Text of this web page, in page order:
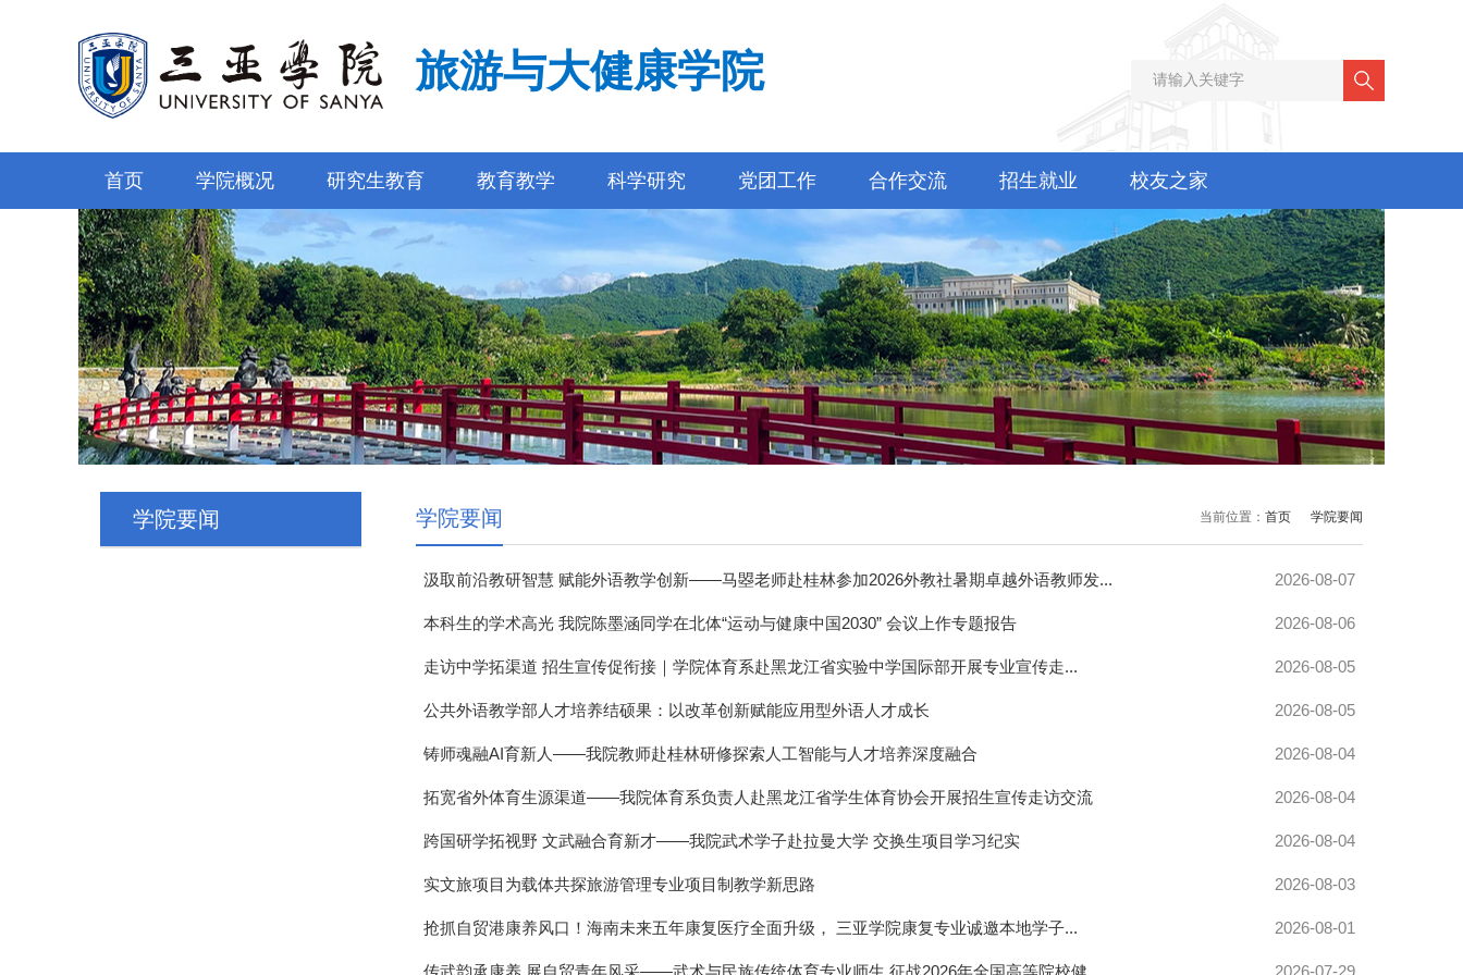
旅游与大健康学院
首页 学院概况 研究生教育 教育教学 科学研究 党团工作 合作交流 招生就业 校友之家
学院要闻 当前位置： 首页 学院要闻
学院要闻
汲取前沿教研智慧 赋能外语教学创新——马曌老师赴桂林参加2026外教社暑期卓越外语教师发... 2026-08-07
本科生的学术高光 我院陈墨涵同学在北体“运动与健康中国2030” 会议上作专题报告 2026-08-06
走访中学拓渠道 招生宣传促衔接｜学院体育系赴黑龙江省实验中学国际部开展专业宣传走... 2026-08-05
公共外语教学部人才培养结硕果：以改革创新赋能应用型外语人才成长 2026-08-05
铸师魂融AI育新人——我院教师赴桂林研修探索人工智能与人才培养深度融合 2026-08-04
拓宽省外体育生源渠道——我院体育系负责人赴黑龙江省学生体育协会开展招生宣传走访交流 2026-08-04
跨国研学拓视野 文武融合育新才——我院武术学子赴拉曼大学 交换生项目学习纪实 2026-08-04
实文旅项目为载体共探旅游管理专业项目制教学新思路 2026-08-03
抢抓自贸港康养风口！海南未来五年康复医疗全面升级， 三亚学院康复专业诚邀本地学子... 2026-08-01
传武韵承康养 展自贸青年风采——武术与民族传统体育专业师生 征战2026年全国高等院校健... 2026-07-29